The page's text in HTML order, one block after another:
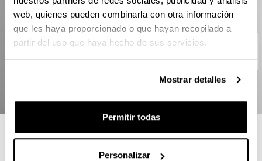
web, quienes pueden combinarla con otra información
que les haya proporcionado o que hayan recopilado a
partir del uso que haya hecho de sus servicios.
Mostrar detalles
Permitir todas
Personalizar
RAZONES PARA ELEGIR ESTE